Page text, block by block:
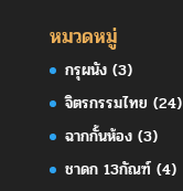
หมวดหมู่
กรุผนัง(3)
จิตรกรรมไทย (24)
ฉากกั้นห้อง(3)
ชาดก 13กัณฑ์(4)